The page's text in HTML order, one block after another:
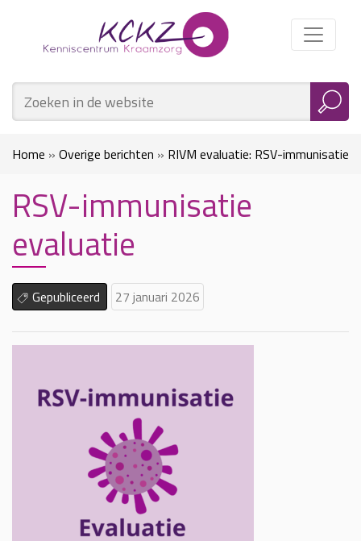
Home » Overige berichten » RIVM evaluatie: RSV-immunisatie
»RSV-immunisatie evaluatie
RSV-immunisatie
evaluatie
Gepubliceerd 27 januari 2026